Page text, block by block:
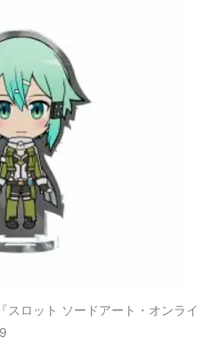
スロット ソードアート・オンライ